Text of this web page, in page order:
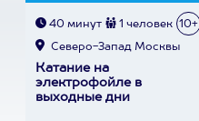
40 минут 1 человек 10+
Северо-Запад Москвы
Катание на
электрофойле в
выходные дни